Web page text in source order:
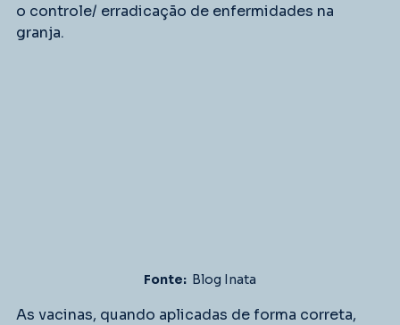
o controle/ erradicação de enfermidades na
granja.
Fonte: Blog Inata
As vacinas, quando aplicadas de forma correta,